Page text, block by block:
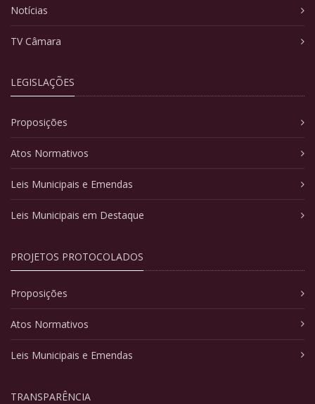
Notícias
TV Câmara
LEGISLAÇÕES
Proposições
Atos Normativos
Leis Municipais e Emendas
Leis Municipais em Destaque
PROJETOS PROTOCOLADOS
Proposições
Atos Normativos
Leis Municipais e Emendas
TRANSPARÊNCIA